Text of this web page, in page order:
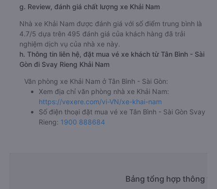
c. Lộ trình, giờ khởi hành và giờ kết thúc của xe khách
Giờ xuất phát ở Tân Bình - Sài Gòn: 04:30, 05:00,
05:30, 07:00, 08:00, 09:00, 10:30, 12:00, 13:30,
14:30
Giờ đến nơi ở Svay Rieng: 8:12, 8:42, 9:12, 10:42,
Thời gian chạy từ Tân Bình - Sài Gòn đi Svay Rieng
của nhà xe Khải Nam khoảng: 3.7 giờ
d. Các điểm đón khách của nhà xe Khải Nam
f. Giá vé giá xe khách đi Svay Rieng từ Tân Bình - Sài Gòn